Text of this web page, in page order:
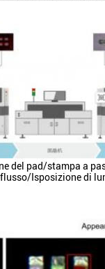
del pad/stampa a
Isposizione di